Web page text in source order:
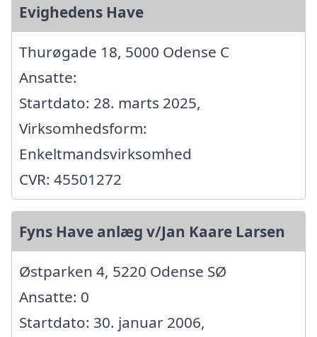
Evighedens Have
Thurøgade 18, 5000 Odense C
Ansatte:
Startdato: 28. marts 2025,
Virksomhedsform:
Enkeltmandsvirksomhed
CVR: 45501272
Fyns Have anlæg v/Jan Kaare Larsen
Østparken 4, 5220 Odense SØ
Ansatte: 0
Startdato: 30. januar 2006,